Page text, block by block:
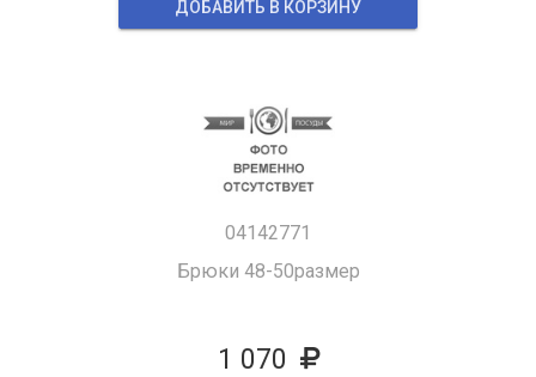
ДОБАВИТЬ В КОРЗИНУ
04142771
Брюки 48-50размер
1 070